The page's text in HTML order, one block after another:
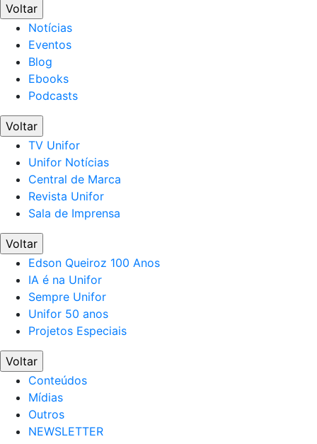
Voltar
Notícias
Eventos
Blog
Ebooks
Podcasts
Voltar
TV Unifor
Unifor Notícias
Central de Marca
Revista Unifor
Sala de Imprensa
Voltar
Edson Queiroz 100 Anos
IA é na Unifor
Sempre Unifor
Unifor 50 anos
Projetos Especiais
Voltar
Conteúdos
Mídias
Outros
NEWSLETTER